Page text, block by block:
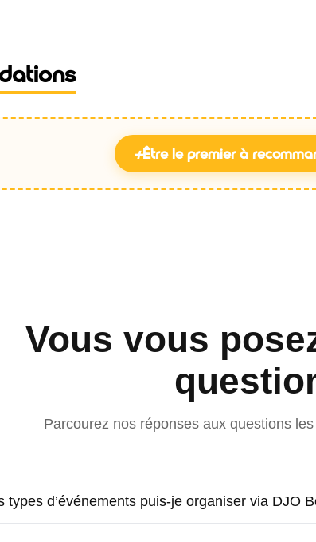
+Être le premier à
Vous vous
Parcourez nos réponses aux questions
types d’événements puis-je organiser via DJO